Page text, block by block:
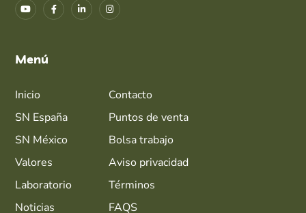
Menú
Inicio
SN España
SN México
Valores
Laboratorio
Noticias
Contacto
Puntos de venta
Bolsa trabajo
Aviso privacidad
Términos
FAQS